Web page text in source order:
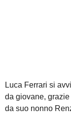
Luca Ferrari si
da giovane,
da suo nonno